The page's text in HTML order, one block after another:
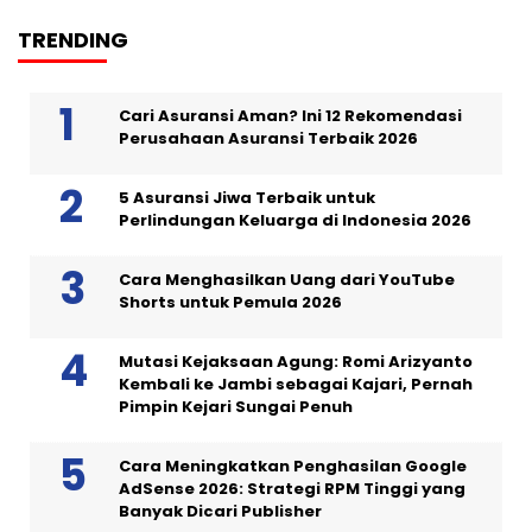
TRENDING
Cari Asuransi Aman? Ini 12 Rekomendasi
Perusahaan Asuransi Terbaik 2026
5 Asuransi Jiwa Terbaik untuk
Perlindungan Keluarga di Indonesia 2026
Cara Menghasilkan Uang dari YouTube
Shorts untuk Pemula 2026
Mutasi Kejaksaan Agung: Romi Arizyanto
Kembali ke Jambi sebagai Kajari, Pernah
Pimpin Kejari Sungai Penuh
Cara Meningkatkan Penghasilan Google
AdSense 2026: Strategi RPM Tinggi yang
Banyak Dicari Publisher